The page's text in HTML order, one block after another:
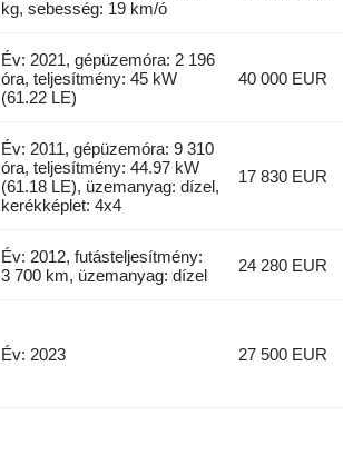
kg, sebesség: 19 km/ó
Év: 2021, gépüzemóra: 2 196
óra, teljesítmény: 45 kW
(61.22 LE)
40 000 EUR
Év: 2011, gépüzemóra: 9 310
óra, teljesítmény: 44.97 kW
(61.18 LE), üzemanyag: dízel,
kerékképlet: 4x4
17 830 EUR
Év: 2012, futásteljesítmény:
3 700 km, üzemanyag: dízel
24 280 EUR
Év: 2023 27 500 EUR